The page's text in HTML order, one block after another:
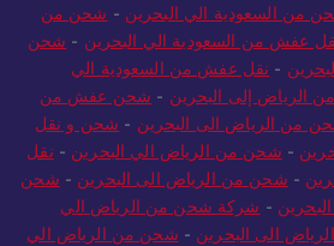
من السعودية الي البحرين - شحن من
عفش من السعودية الي البحرين - شحن
- نقل عفش من السعودية الي
إلى البحرين - شحن عفش من
من الرياض الى البحرين - شحن و نقل
- شحن من الرياض الي البحرين - نقل
- شحن من الرياض الى البحرين - شحن
- شركة شحن من الرياض الي
الى البحرين - شحن من الرياض الي